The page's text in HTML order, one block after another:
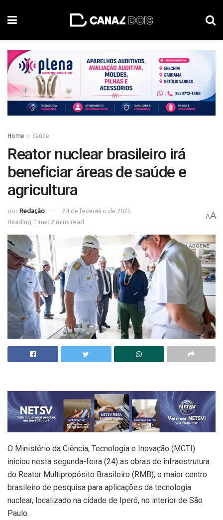
Home Saúde
Reator nuclear brasileiro irá
beneficiar áreas de saúde e
agricultura
por Redação
24 de fevereiro de 2025
Reading Time: 2 mins read
AA
O Ministério da Ciência, Tecnologia e Inovação (MCTI)
iniciou nesta segunda-feira (24) as obras de infraestrutura
do Reator Multipropósito Brasileiro (RMB), o maior centro
brasileiro de pesquisa para aplicações da tecnologia
nuclear, localizado na cidade de Iperó, no interior de São
Paulo.